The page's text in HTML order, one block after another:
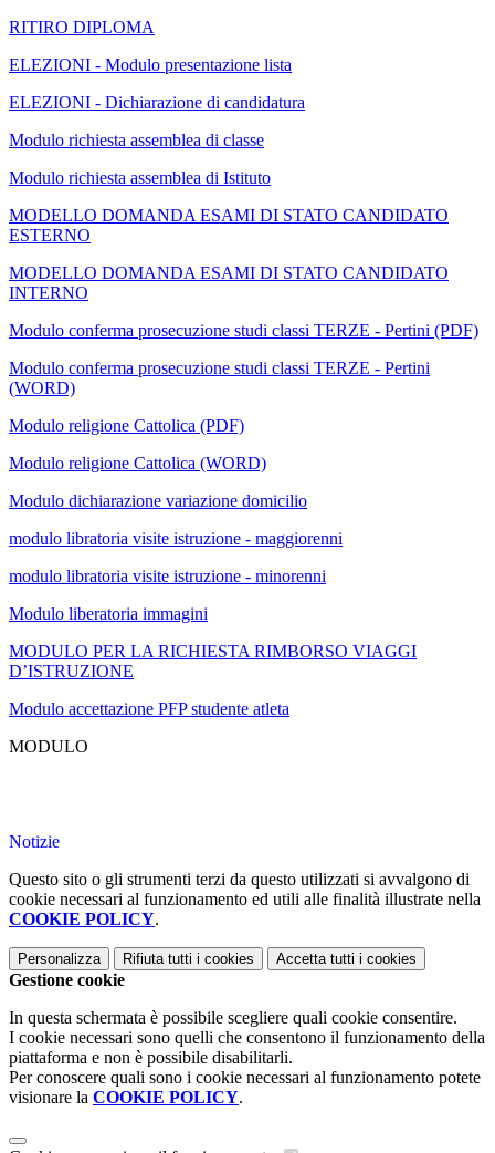
RITIRO DIPLOMA
ELEZIONI - Modulo presentazione lista
ELEZIONI - Dichiarazione di candidatura
Modulo richiesta assemblea di classe
Modulo richiesta assemblea di Istituto
MODELLO DOMANDA ESAMI DI STATO CANDIDATO
ESTERNO
MODELLO DOMANDA ESAMI DI STATO CANDIDATO
INTERNO
Modulo conferma prosecuzione studi classi TERZE - Pertini (PDF)
Modulo conferma prosecuzione studi classi TERZE - Pertini
(WORD)
Modulo religione Cattolica (PDF)
Modulo religione Cattolica (WORD)
Modulo dichiarazione variazione domicilio
modulo libratoria visite istruzione - maggiorenni
modulo libratoria visite istruzione - minorenni
Modulo liberatoria immagini
MODULO PER LA RICHIESTA RIMBORSO VIAGGI
D’ISTRUZIONE
Modulo accettazione PFP studente atleta
MODULO
Notizie
Questo sito o gli strumenti terzi da questo utilizzati si avvalgono di
cookie necessari al funzionamento ed utili alle finalità illustrate nella
COOKIE POLICY.
Personalizza Rifiuta tutti i cookies Accetta tutti i cookies
Gestione cookie
In questa schermata è possibile scegliere quali cookie consentire.
I cookie necessari sono quelli che consentono il funzionamento della
piattaforma e non è possibile disabilitarli.
Per conoscere quali sono i cookie necessari al funzionamento potete
visionare la COOKIE POLICY.